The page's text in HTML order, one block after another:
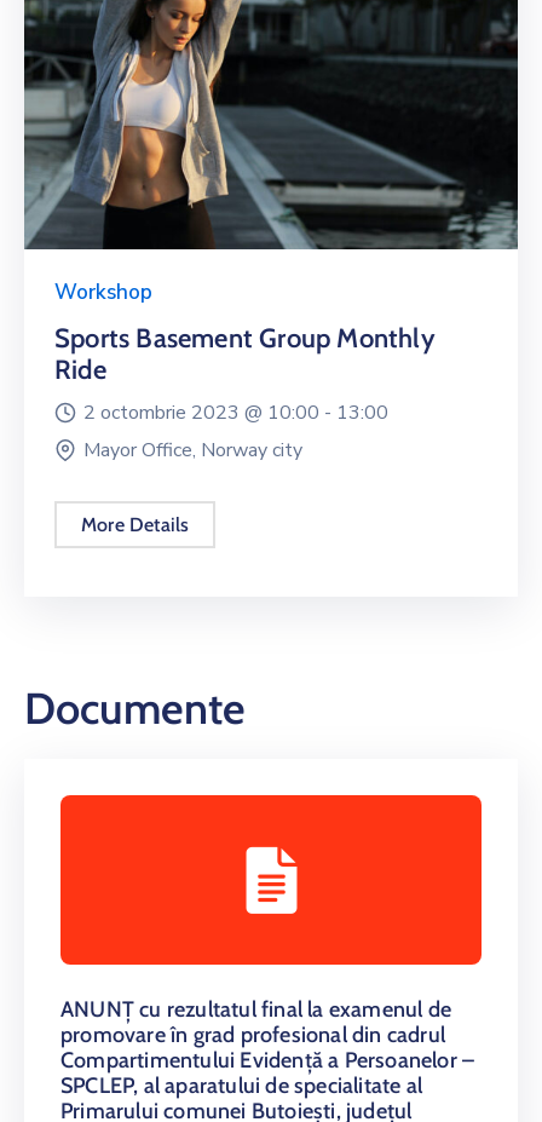
Workshop
Sports Basement Group Monthly
Ride
2 octombrie 2023 @ 10:00 - 13:00
Mayor Office, Norway city
More Details
Documente
ANUNŢ cu rezultatul final la examenul de
promovare în grad profesional din cadrul
Compartimentului Evidență a Persoanelor –
SPCLEP, al aparatului de specialitate al
Primarului comunei Butoiești, județul